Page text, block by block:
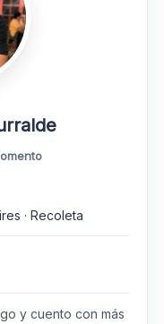
· Recoleta
y cuento con más